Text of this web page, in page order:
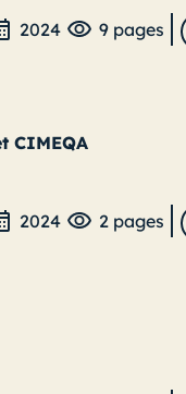
2024 9 pages
CIMEQA
2024
2 pages